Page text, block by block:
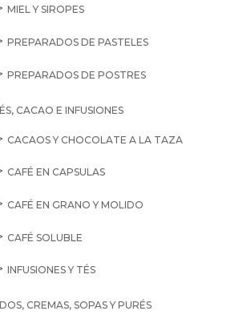
MIEL Y SIROPES
PREPARADOS DE PASTELES
PREPARADOS DE POSTRES
CACAO E INFUSIONES
CACAOS Y CHOCOLATE A LA TAZA
CAFÉ EN CAPSULAS
CAFÉ EN GRANO Y MOLIDO
CAFÉ SOLUBLE
INFUSIONES Y TÉS
CREMAS, SOPAS Y PURÉS